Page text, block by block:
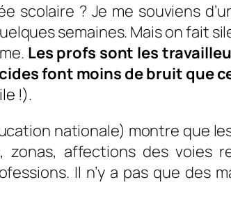
scolaire ? Je me souviens
semaines. Mais on fait
Les profs sont les
font moins de bruit que
!).
nationale) montre que
zonas, affections des voies
Il n’y a pas que des